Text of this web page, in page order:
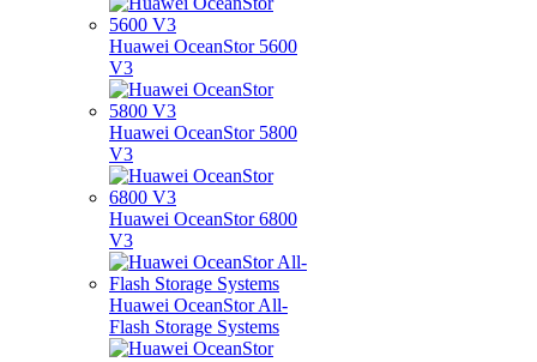
Huawei OceanStor 5600
V3
Huawei OceanStor 5800
V3
Huawei OceanStor 6800
V3
Huawei OceanStor All-
Flash Storage Systems